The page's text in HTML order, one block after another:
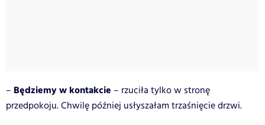
– Będziemy w kontakcie – rzuciła tylko w stronę
przedpokoju. Chwilę później usłyszałam trzaśnięcie drzwi.